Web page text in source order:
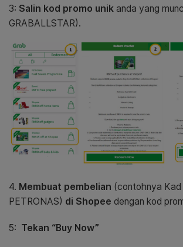
3: Salin kod promo unik anda yang
GRABALLSTAR).
4. Membuat pembelian (contohnya Kad
PETRONAS) di Shopee dengan kod
5: Tekan “Buy Now”